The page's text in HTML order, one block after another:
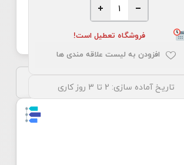
فروشگاه تعطیل است!
افزودن به لیست علاقه مندی ها
تاریخ آماده سازی: 2 تا 3 روز کاری